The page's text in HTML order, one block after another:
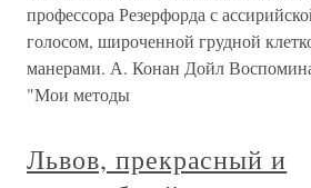
профессора Резерфорда с
голосом, широченной грудной
манерами. А. Конан Дойл
"Мои методы
Львов, прекрасный и